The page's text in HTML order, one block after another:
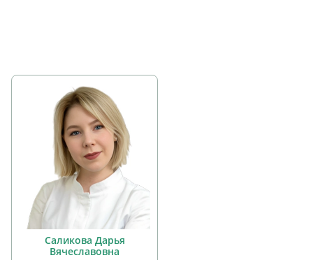
Саликова Дарья
Вячеславовна